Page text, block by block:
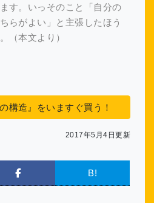
す。いっそのこと「自分の
らがよい」と主張したほう
（本文より）
構造』をいますぐ買う！
2017年5月4日更新
B!